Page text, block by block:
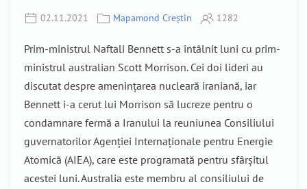
02.11.2021 Mapamond Creștin 1282
Prim-ministrul Naftali Bennett s-a întâlnit luni cu prim-
ministrul australian Scott Morrison. Cei doi lideri au
discutat despre amenințarea nucleară iraniană, iar
Bennett i-a cerut lui Morrison să lucreze pentru o
condamnare fermă a Iranului la reuniunea Consiliului
guvernatorilor Agenției Internaționale pentru Energie
Atomică (AIEA), care este programată pentru sfârșitul
acestei luni. Australia este membru al consiliului de